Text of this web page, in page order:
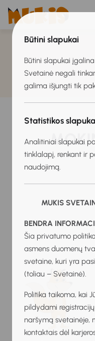
Būtini slapukai
Būtini slapukai
Svetainė negali
galima išjungti tik
Statistikos
Analitiniai slapukai
tinklalapį, renkant ir
naudojimą.
MUKIS
BENDRA
Šia privatumo
asmens duomenų
svetaine, kuri yra
(toliau – Svetainė).
Politika taikoma, kai
pildydami
naršymą svetainėje,
kontaktais dėl